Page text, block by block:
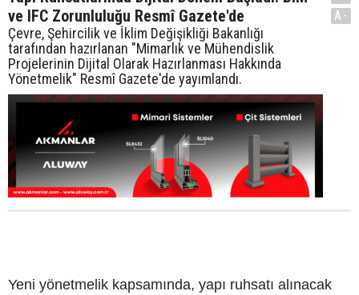
ve IFC Zorunluluğu Resmî Gazete'de
Çevre, Şehircilik ve İklim Değişikliği Bakanlığı
tarafından hazırlanan "Mimarlık ve Mühendislik
Projelerinin Dijital Olarak Hazırlanması Hakkında
Yönetmelik" Resmî Gazete'de yayımlandı.
A-
Yeni yönetmelik kapsamında, yapı ruhsatı alınacak